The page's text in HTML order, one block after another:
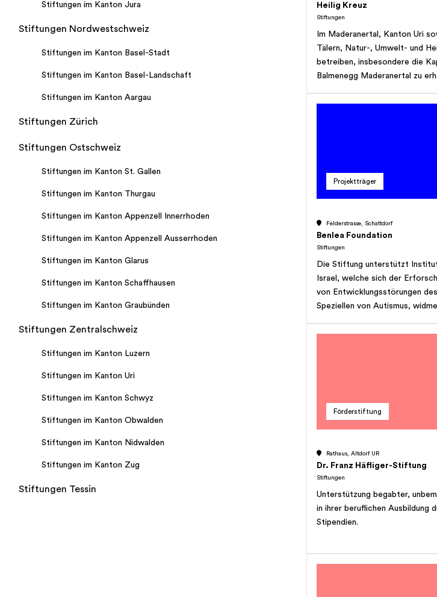
Stiftungen im Kanton Jura
Stiftungen Nordwestschweiz
Stiftungen im Kanton Basel-Stadt
Stiftungen im Kanton Basel-Landschaft
Stiftungen im Kanton Aargau
Stiftungen Zürich
Stiftungen Ostschweiz
Stiftungen im Kanton St. Gallen
Stiftungen im Kanton Thurgau
Stiftungen im Kanton Appenzell Innerrhoden
Stiftungen im Kanton Appenzell Ausserrhoden
Stiftungen im Kanton Glarus
Stiftungen im Kanton Schaffhausen
Stiftungen im Kanton Graubünden
Stiftungen Zentralschweiz
Stiftungen im Kanton Luzern
Stiftungen im Kanton Uri
Stiftungen im Kanton Schwyz
Stiftungen im Kanton Obwalden
Stiftungen im Kanton Nidwalden
Stiftungen im Kanton Zug
Stiftungen Tessin
Heilig Kreuz
Stiftungen
Im Maderanertal, Kanton Uri
Tälern, Natur-, Umwelt- und
betreiben, insbesondere die
Balmenegg Maderanertal zu
entfalten sowie eigene
Gebäuden, Anlagen,
selber erstellen, forschen und
Projektträger
Felderstrasse, Schattdorf
Benlea Foundation
Stiftungen
Die Stiftung unterstützt
Israel, welche sich der
von Entwicklungsstörungen
Speziellen von Autismus,
Forschung im Gebiet der
betroffen sind; sie unterstützt
jüdischen Gemeinschaft,
Entwicklungsstörungen des
unterstützt Institutionen und
Gemeinschaft in den Bereichen
gemeinnützig und wohltätig.
gewinnorientiert.
Förderstiftung
Rathaus, Altdorf UR
Dr. Franz Häfliger-Stiftung
Stiftungen
Unterstützung begabter,
in ihrer beruflichen Ausbildung
Stipendien.